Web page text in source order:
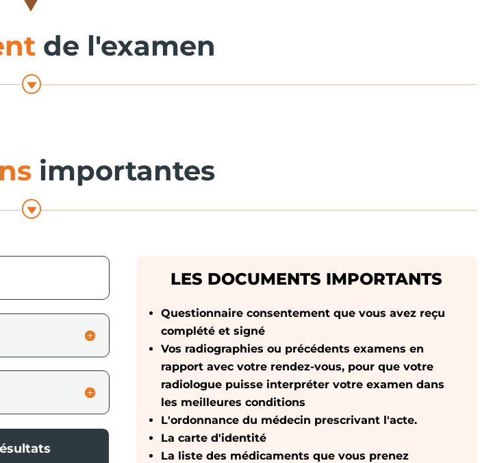
de l'examen
G
importantes
G
LES DOCUMENTS IMPORTANTS
Questionnaire consentement que vous avez reçu
complété et signé
Vos radiographies ou précédents examens en
rapport avec votre rendez-vous, pour que votre
radiologue puisse interpréter votre examen dans
les meilleures conditions
L'ordonnance du médecin prescrivant l'acte.
La carte d'identité
La liste des médicaments que vous prenez